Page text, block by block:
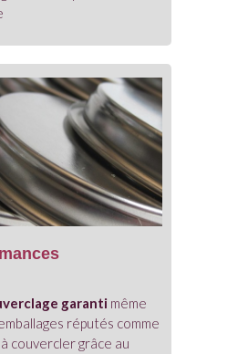
garanti même
réputés comme
couvercler grâce au